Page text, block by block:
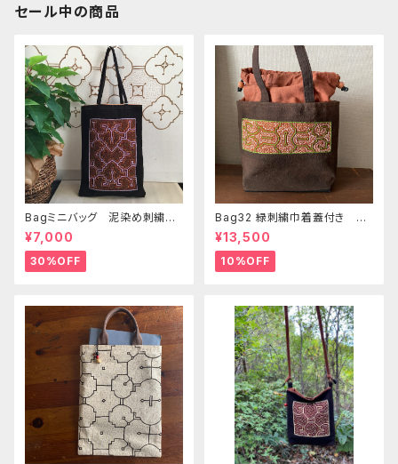
セール中の商品
Bagミニバッグ 泥染め刺繍
20x28cm iPadケース お出
かけバッグ 先住民族 工芸
手刺繍 Shipibo bag 手仕事
¥7,000
30%OFF
Bag32 緑刺繍巾着蓋付き 持
ち手裏泥染め無地 巾着蓋奄
美大島の車輪梅色 シピボバッ
ク
¥13,500
10%OFF